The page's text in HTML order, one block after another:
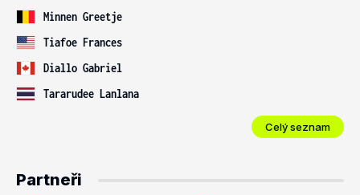
Minnen Greetje
Tiafoe Frances
Diallo Gabriel
Tararudee Lanlana
Celý seznam
Partneři